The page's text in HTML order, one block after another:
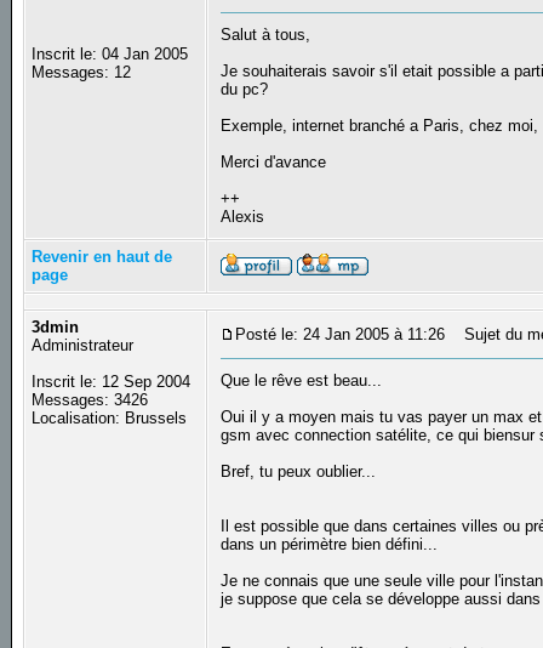
Inscrit le: 04 Jan 2005
Messages: 12
Salut à tous,
Je souhaiterais savoir s'il etait possible a
du pc?
Exemple, internet branché a Paris, chez
Merci d'avance
++
Alexis
Revenir en haut de
page
3dmin
Administrateur
Inscrit le: 12 Sep 2004
Messages: 3426
Localisation: Brussels
Posté le: 24 Jan 2005 à 11:26 Sujet du
Que le rêve est beau...
Oui il y a moyen mais tu vas payer un max
gsm avec connection satélite, ce qui
Bref, tu peux oublier...
Il est possible que dans certaines villes ou
dans un périmètre bien défini...
Je ne connais que une seule ville pour
je suppose que cela se développe aussi